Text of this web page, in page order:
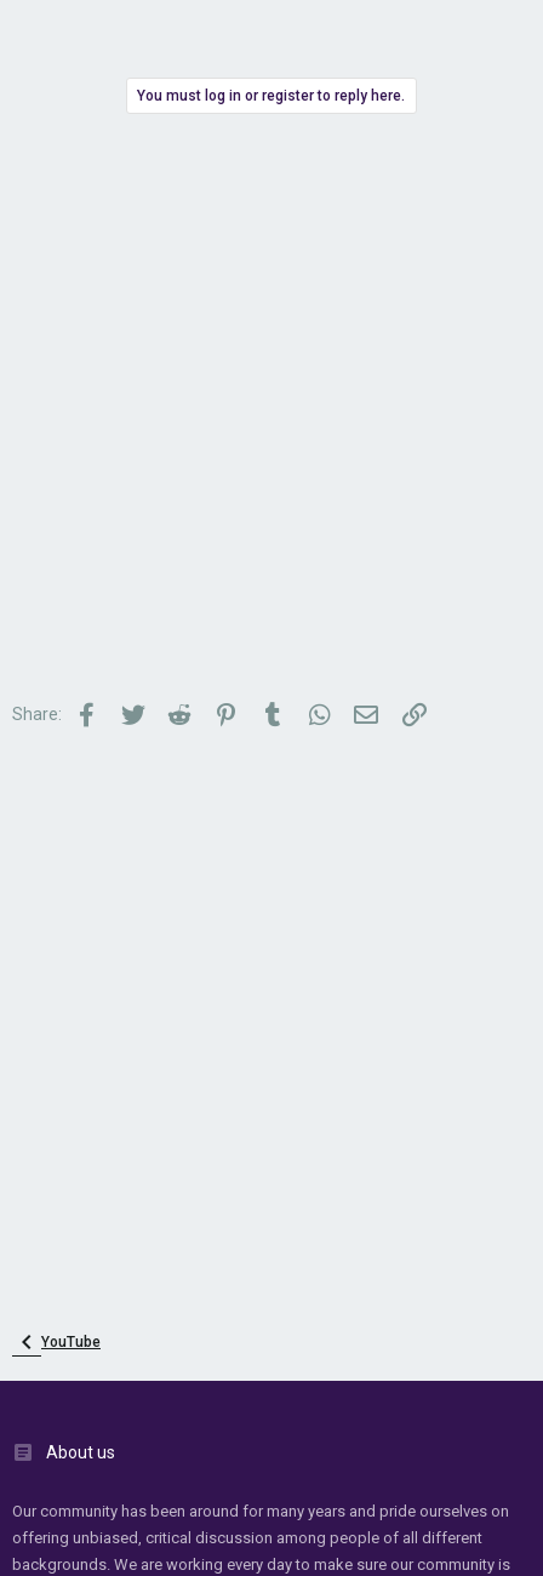
You must log in or register to reply here.
Share: Facebook
TwitterReddit PinterestTumblrWhatsApp
Email Link
YouTube
About us
Our community has been around for many years and pride ourselves on
offering unbiased, critical discussion among people of all different
backgrounds. We are working every day to make sure our community is